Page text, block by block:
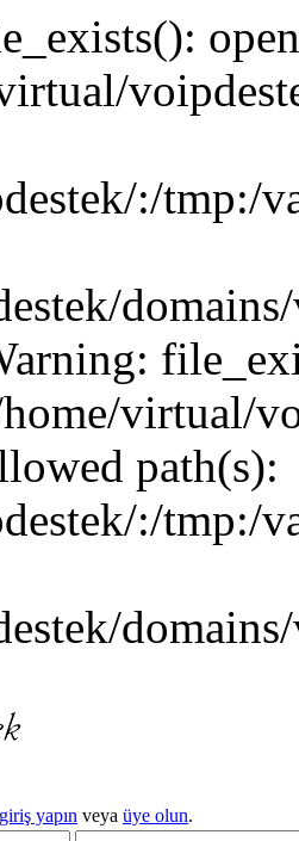
:/tmp:/
virtual/
path(s):
:/tmp:/
giriş yapın veya üye olun.